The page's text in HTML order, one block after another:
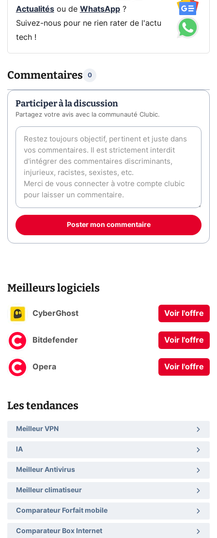
Actualitésou de WhatsApp?
Suivez-nous pour ne rien rater de l'actu
tech !
Commentaires 0
Participer à la discussion
Partagez votre avis avec la communauté Clubic.
Poster mon commentaire
Meilleurs logiciels
CyberGhost Voir l'offre
Bitdefender Voir l'offre
Opera Voir l'offre
Les tendances
Meilleur VPN
IA
Meilleur Antivirus
Meilleur climatiseur
Comparateur Forfait mobile
Comparateur Box Internet